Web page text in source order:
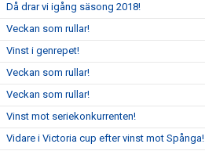
Då drar vi igång säsong 2018!
Veckan som rullar!
Vinst i genrepet!
Veckan som rullar!
Veckan som rullar!
Vinst mot seriekonkurrenten!
Vidare i Victoria cup efter vinst mot Spånga!